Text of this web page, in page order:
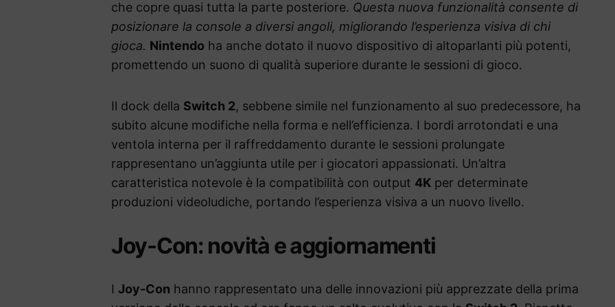
che copre quasi tutta la parte posteriore. Questa nuova funzionalità consente di
posizionare la console a diversi angoli, migliorando l’esperienza visiva di chi
gioca. Nintendo ha anche dotato il nuovo dispositivo di altoparlanti più potenti,
promettendo un suono di qualità superiore durante le sessioni di gioco.
Il dock della Switch 2, sebbene simile nel funzionamento al suo predecessore, ha
subito alcune modifiche nella forma e nell’efficienza. I bordi arrotondati e una
ventola interna per il raffreddamento durante le sessioni prolungate
rappresentano un’aggiunta utile per i giocatori appassionati. Un’altra
caratteristica notevole è la compatibilità con output 4K per determinate
produzioni videoludiche, portando l’esperienza visiva a un nuovo livello.
Joy-Con: novità e aggiornamenti
I Joy-Con hanno rappresentato una delle innovazioni più apprezzate della prima